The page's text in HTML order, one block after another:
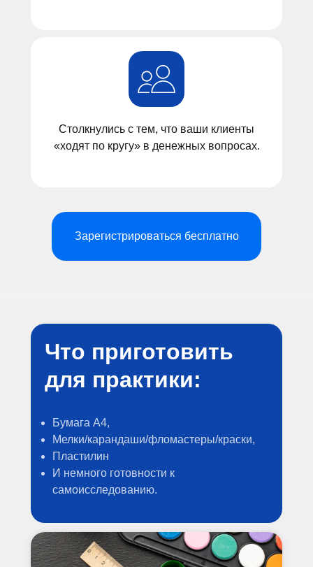
Столкнулись с тем, что ваши клиенты
«ходят по кругу» в денежных вопросах.
Зарегистрироваться бесплатно
Что приготовить
для практики:
Бумага А4,
Мелки/карандаши/фломастеры/краски,
Пластилин
И немного готовности к
самоисследованию.